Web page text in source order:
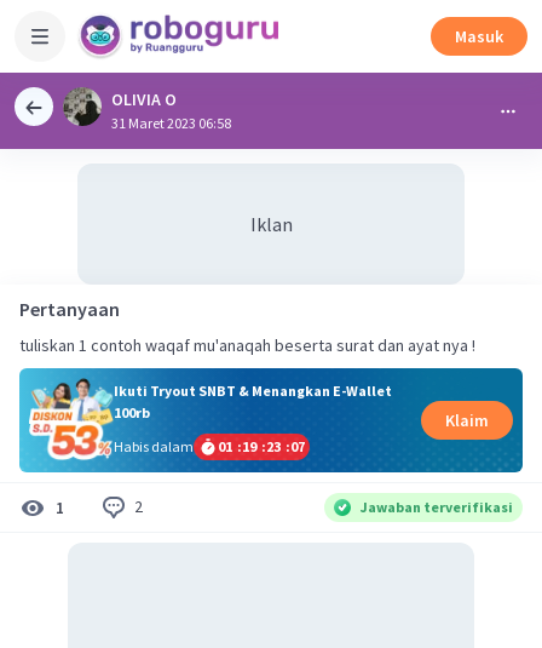
Masuk
OLIVIA O
31 Maret 2023 06:58
Iklan
Pertanyaan
tuliskan 1 contoh waqaf mu'anaqah beserta surat dan ayat nya !
Ikuti Tryout SNBT & Menangkan E-Wallet
100rb
Habis dalam
01 :19 :23 :06
Klaim
1 2 Jawaban terverifikasi